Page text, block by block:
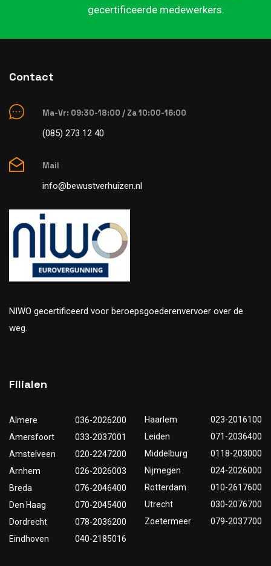
gecertificeerde medewerkers.
Contact
Ma-Vr: 09:30-18:00 / Za 10:00-16:00
(085) 273 12 40
Mail
info@bewustverhuizen.nl
NIWO gecertificeerd voor beroepsgoederenvervoer over de
weg.
Filialen
Almere
036-2026200
Amersfoort
033-2037001
Amstelveen
020-2247200
Arnhem
026-2026003
Breda
076-2046400
Den Haag
070-2045400
Dordrecht
078-2036200
Eindhoven
040-2185016
Haarlem
023-2016100
Leiden
071-2036400
Middelburg
0118-203000
Nijmegen
024-2026000
Rotterdam
010-2617600
Utrecht
030-2076700
Zoetermeer
079-2037700